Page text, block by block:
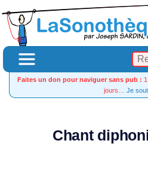
Faites un don pour naviguer sans pub :
jours… Je
Chant